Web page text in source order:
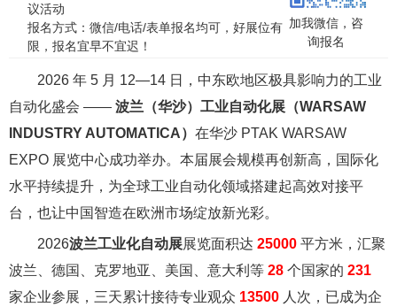
议活动
报名方式：微信/电话/表单报名均可，好展位有
限，报名宜早不宜迟！
加我微信，咨
询报名
2026 年 5 月 12—14 日，中东欧地区极具影响力的工业
自动化盛会 —— 波兰（华沙）工业自动化展（WARSAW
INDUSTRY AUTOMATICA） 在华沙 PTAK WARSAW
EXPO 展览中心成功举办。本届展会规模再创新高，国际化
水平持续提升，为全球工业自动化领域搭建起高效对接平
台，也让中国智造在欧洲市场绽放新光彩。
2026波兰工业化自动展展览面积达 25000 平方米，汇聚
波兰、德国、克罗地亚、美国、意大利等 28 个国家的 231
家企业参展，三天累计接待专业观众 13500 人次，已成为企